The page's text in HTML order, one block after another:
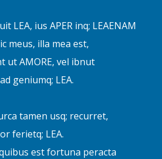
LEA, ius APER inq; LEAENAM
meus, illa mea est,
ut AMORE, vel ibnut
geniumq; LEA.
tamen usq; recurret,
ferietq; LEA.
est fortuna peracta